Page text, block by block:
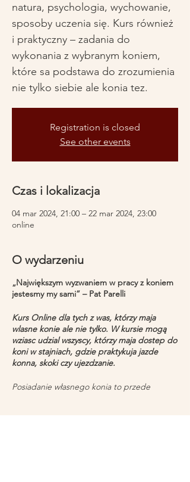
natura, psychologia, wychowanie,
sposoby uczenia się. Kurs również
i praktyczny – zadania do
wykonania z wybranym koniem,
które sa podstawa do zrozumienia
Registration is closed
See other events
Czas i lokalizacja
04 mar 2024, 21:00 – 22 mar 2024, 23:00
online
O wydarzeniu
„Największym wyzwaniem w pracy z koniem
jestesmy my sami” – Pat Parelli
Kurs Online dla tych z was, którzy maja
wlasne konie ale nie tylko. W kursie mogą
wziasc udzial wszyscy, którzy maja dostep do
koni w stajniach, gdzie praktykuja jazde
konna, skoki czy ujezdzanie.
Posiadanie własnego konia to przede